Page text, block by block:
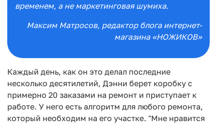
временем, а не маркетинговая шумиха.
Максим Матросов, редактор блога интернет-
магазина «НОЖИКОВ»
Каждый день, как он это делал последние
несколько десятилетий, Дэнни берет коробку с
примерно 20 заказами на ремонт и приступает к
работе. У него есть алгоритм для любого ремонта,
который необходим на его участке. "Мне нравится